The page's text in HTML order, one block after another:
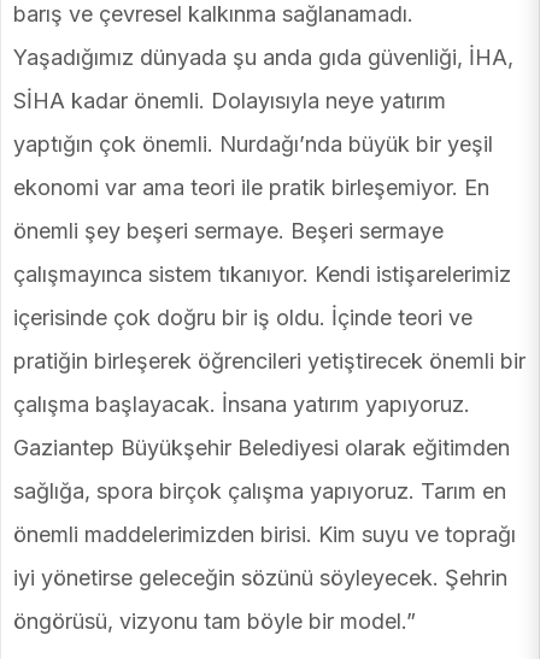
barış ve çevresel kalkınma sağlanamadı.
Yaşadığımız dünyada şu anda gıda güvenliği, İHA,
SİHA kadar önemli. Dolayısıyla neye yatırım
yaptığın çok önemli. Nurdağı’nda büyük bir yeşil
ekonomi var ama teori ile pratik birleşemiyor. En
önemli şey beşeri sermaye. Beşeri sermaye
çalışmayınca sistem tıkanıyor. Kendi istişarelerimiz
içerisinde çok doğru bir iş oldu. İçinde teori ve
pratiğin birleşerek öğrencileri yetiştirecek önemli bir
çalışma başlayacak. İnsana yatırım yapıyoruz.
Gaziantep Büyükşehir Belediyesi olarak eğitimden
sağlığa, spora birçok çalışma yapıyoruz. Tarım en
önemli maddelerimizden birisi. Kim suyu ve toprağı
iyi yönetirse geleceğin sözünü söyleyecek. Şehrin
öngörüsü, vizyonu tam böyle bir model.”